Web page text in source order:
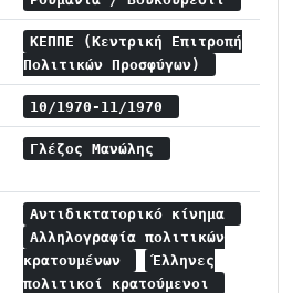
ΚΕΠΠΕ (Κεντρική Επιτροπή
Πολιτικών Προσφύγων)
10/1970-11/1970
Γλέζος Μανώλης
Αντιδικτατορικό κίνημα
Αλληλογραφία πολιτικών
κρατουμένων
Έλληνες
πολιτικοί κρατούμενοι